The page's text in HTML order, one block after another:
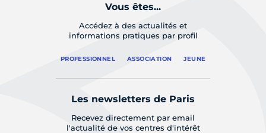
Vous êtes...
Accédez à des actualités et
informations pratiques par profil
PROFESSIONNEL ASSOCIATION JEUNE
Les newsletters de Paris
Recevez directement par email
l'actualité de vos centres d'intérêt